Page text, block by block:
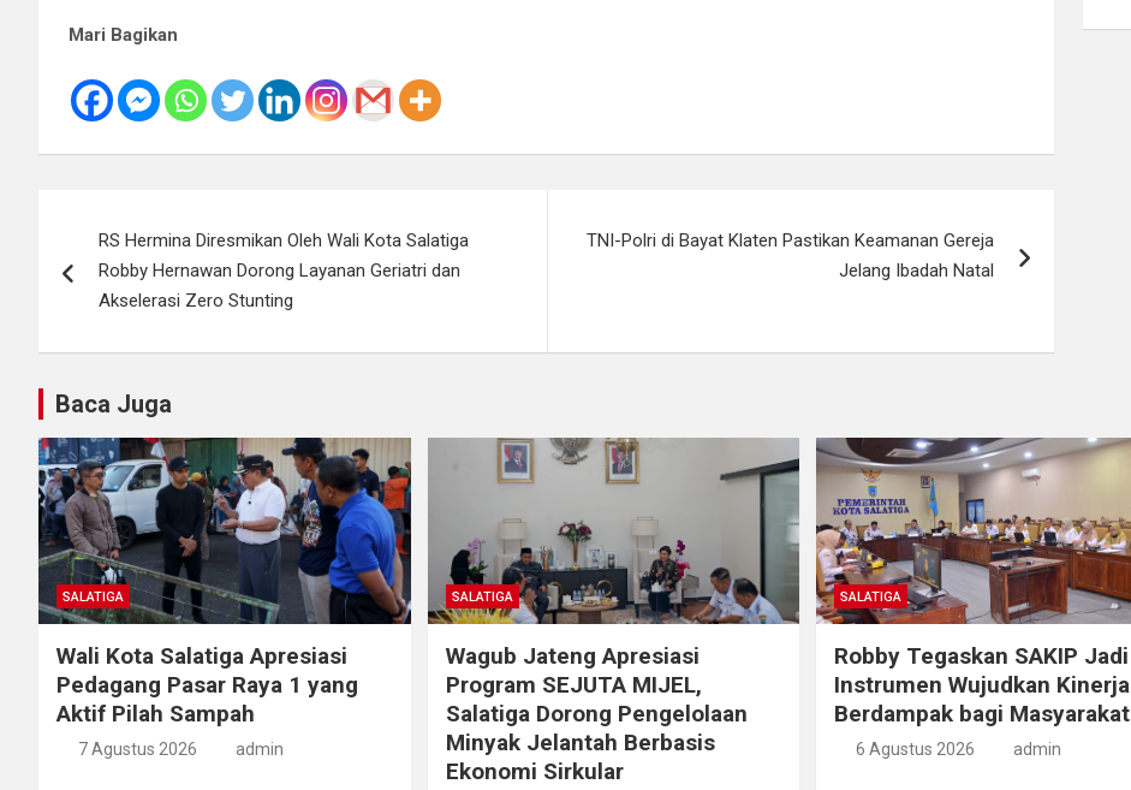
Mari Bagikan
posRS Hermina Diresmikan Oleh Wali Kota Salatiga
Robby Hernawan Dorong Layanan Geriatri dan
Akselerasi Zero Stunting
TNI-Polri di Bayat Klaten Pastikan Keamanan Gereja
Jelang Ibadah Natal
Baca Juga
SALATIGA
Wali Kota Salatiga Apresiasi
Pedagang Pasar Raya 1 yang
Aktif Pilah Sampah
7 Agustus 2026 admin
SALATIGA
Wagub Jateng Apresiasi
Program SEJUTA MIJEL,
Salatiga Dorong Pengelolaan
Minyak Jelantah Berbasis
Ekonomi Sirkular
SALATIGA
Robby Tegaskan SAKIP Jadi
Instrumen Wujudkan Kinerja
Berdampak bagi Masyarakat
6 Agustus 2026 admin